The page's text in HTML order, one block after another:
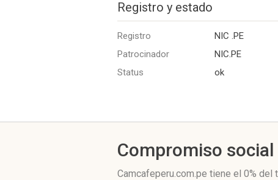
Registro y estado
Registro
NIC .PE
Patrocinador
NIC.PE
Status
ok
Compromiso social
Camcafeperu.com.pe tiene el 0% del